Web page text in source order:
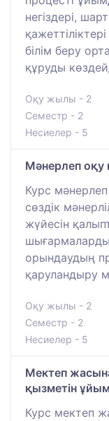
негіздері,
білім беру
құруды
Оқу жылы - 2
Семестр - 2
Несиелер - 5
Мәнерлеп оқу
Курс
сөздік
жүйесін
орындаудың
қаруландыру
Оқу жылы - 2
Семестр - 2
Несиелер - 5
Мектеп
қызметін
Курс мектеп